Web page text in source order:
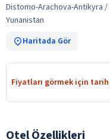
Distomo-Arachova-Antikyra /
Yunanistan
Haritada Gör
Fiyatları görmek için
Otel Özellikleri